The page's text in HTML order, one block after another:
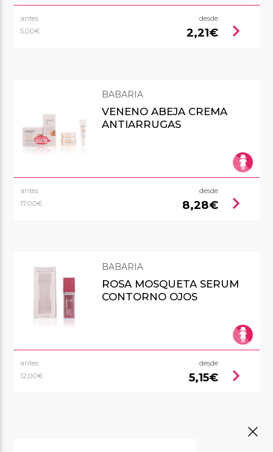
antes
5,00€
desde
2,21€ chevron_right
BABARIA
VENENO ABEJA CREMA
ANTIARRUGAS
antes
17,00€
desde
8,28€ chevron_right
BABARIA
ROSA MOSQUETA SERUM
CONTORNO OJOS
antes
12,00€
desde
5,15€ chevron_right